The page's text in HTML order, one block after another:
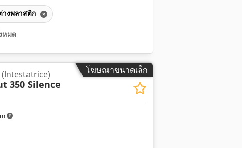
างพลาสติก
หมด
โฆษณาขนาดเล็ก
(Intestatrice)
350 Silence